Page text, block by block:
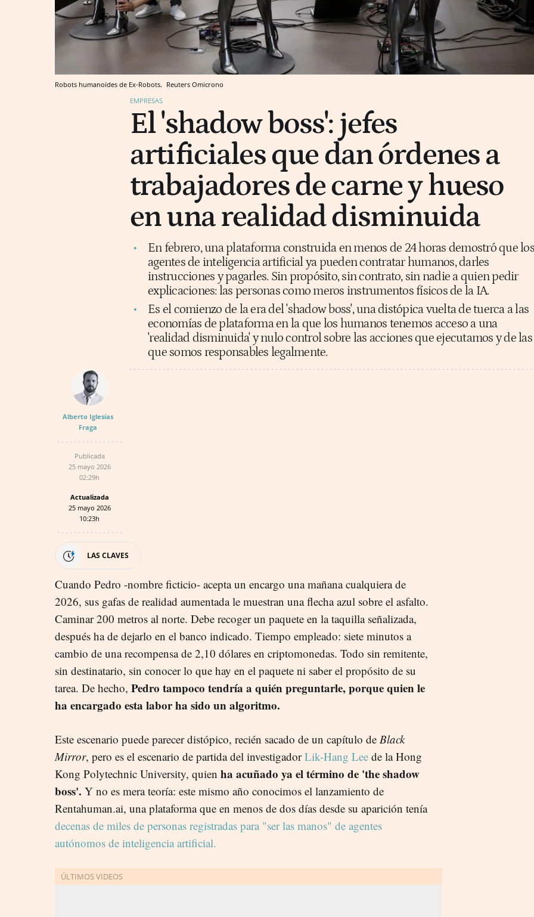
Robots humanoides de Ex-Robots. Reuters Omicrono
EMPRESAS
El 'shadow boss': jefes
artificiales que dan órdenes a
trabajadores de carne y hueso
en una realidad disminuida
En febrero, una plataforma construida en menos de 24 horas demostró que los
agentes de inteligencia artificial ya pueden contratar humanos, darles
instrucciones y pagarles. Sin propósito, sin contrato, sin nadie a quien pedir
explicaciones: las personas como meros instrumentos físicos de la IA.
Es el comienzo de la era del 'shadow boss', una distópica vuelta de tuerca a las
economías de plataforma en la que los humanos tenemos acceso a una
'realidad disminuida' y nulo control sobre las acciones que ejecutamos y de las
que somos responsables legalmente.
Alberto Iglesias
Fraga
Publicada
25 mayo 2026
02:29h
Actualizada
25 mayo 2026
10:23h
LAS CLAVES
Cuando Pedro -nombre ficticio- acepta un encargo una mañana cualquiera de
2026, sus gafas de realidad aumentada le muestran una flecha azul sobre el asfalto.
Caminar 200 metros al norte. Debe recoger un paquete en la taquilla señalizada,
después ha de dejarlo en el banco indicado. Tiempo empleado: siete minutos a
cambio de una recompensa de 2,10 dólares en criptomonedas. Todo sin remitente,
sin destinatario, sin conocer lo que hay en el paquete ni saber el propósito de su
tarea. De hecho, Pedro tampoco tendría a quién preguntarle, porque quien le
ha encargado esta labor ha sido un algoritmo.
Este escenario puede parecer distópico, recién sacado de un capítulo de Black
Mirror, pero es el escenario de partida del investigadorLik-Hang Lee de la Hong
Kong Polytechnic University, quien ha acuñado ya el término de 'the shadow
boss'. Y no es mera teoría: este mismo año conocimos el lanzamiento de
Rentahuman.ai, una plataforma que en menos de dos días desde su aparición tenía
decenas de miles de personas registradas para "ser las manos" de agentes
autónomos de inteligencia artificial.